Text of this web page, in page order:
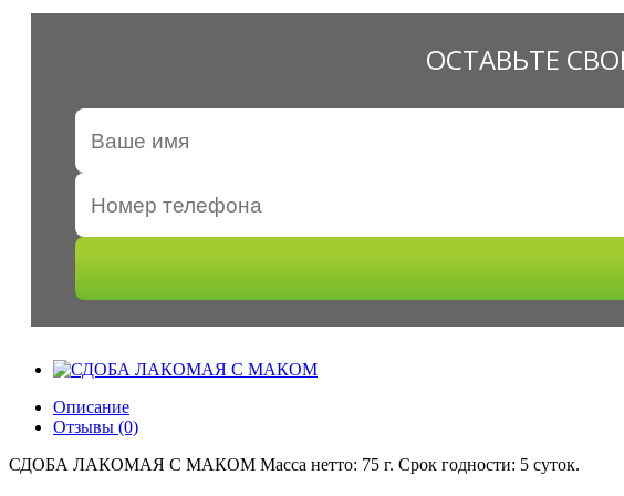
ОСТАВЬТЕ
Описание
Отзывы (0)
СДОБА ЛАКОМАЯ С МАКОМ Масса нетто: 75 г. Срок годности: 5 суток.